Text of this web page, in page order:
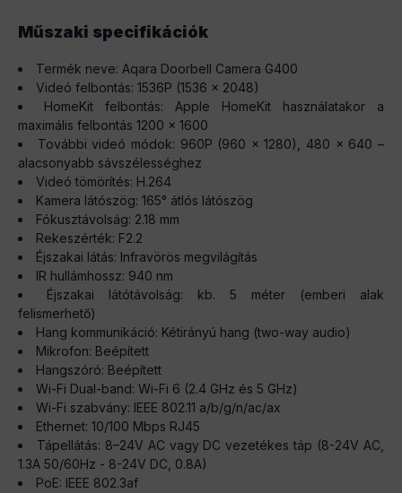
Műszaki specifikációk
Termék neve: Aqara Doorbell Camera G400
Videó felbontás: 1536P (1536 × 2048)
HomeKit felbontás: Apple HomeKit használatakor a
maximális felbontás 1200 × 1600
További videó módok: 960P (960 × 1280), 480 × 640 –
alacsonyabb sávszélességhez
Videó tömörítés: H.264
Kamera látószög: 165° átlós látószög
Fókusztávolság: 2.18 mm
Rekeszérték: F2.2
Éjszakai látás: Infravörös megvilágítás
IR hullámhossz: 940 nm
Éjszakai látótávolság: kb. 5 méter (emberi alak
felismerhető)
Hang kommunikáció: Kétirányú hang (two-way audio)
Mikrofon: Beépített
Hangszóró: Beépített
Wi-Fi Dual-band: Wi-Fi 6 (2.4 GHz és 5 GHz)
Wi-Fi szabvány: IEEE 802.11 a/b/g/n/ac/ax
Ethernet: 10/100 Mbps RJ45
Tápellátás: 8–24V AC vagy DC vezetékes táp (8-24V AC,
1.3A 50/60Hz - 8-24V DC, 0.8A)
PoE: IEEE 802.3af